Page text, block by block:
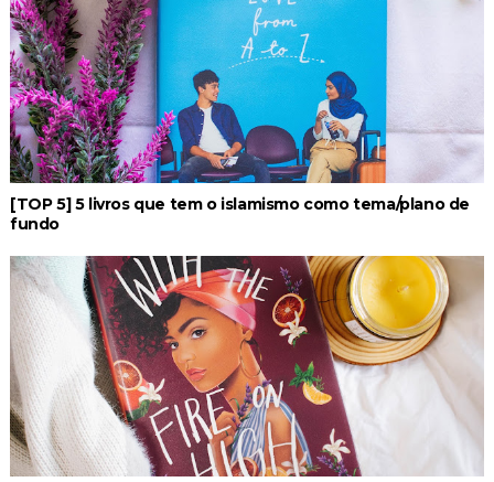
[TOP 5] 5 livros que tem o islamismo como tema/plano de
fundo